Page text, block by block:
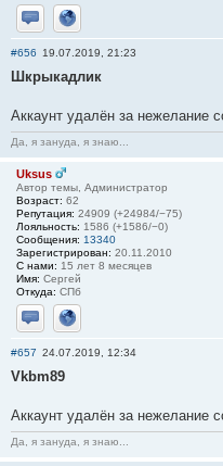
Отправить личное
Сайт
#656 19.07.2019, 21:23
Шкрыкадлик
Аккаунт удалён за нежелание
Да, я зануда, я знаю...
Uksus
Автор темы, Администратор
Возраст: 62
Репутация: 24909 (+24984/−75)
Лояльность: 1586 (+1586/−0)
Сообщения: 13340
Зарегистрирован: 20.11.2010
С нами: 15 лет 8 месяцев
Имя: Сергей
Откуда: СПб
Отправить личное
Сайт
#657 24.07.2019, 12:34
Vkbm89
Аккаунт удалён за нежелание
Да, я зануда, я знаю...